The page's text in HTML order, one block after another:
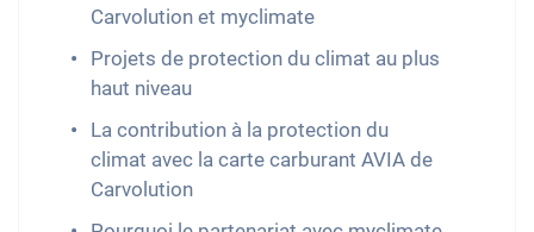
Carvolution et myclimate
Projets de protection du climat au plus
haut niveau
La contribution à la protection du
climat avec la carte carburant AVIA de
Carvolution